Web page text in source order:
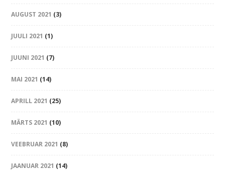
AUGUST 2021 (3)
JUULI 2021 (1)
JUUNI 2021 (7)
MAI 2021 (14)
APRILL 2021 (25)
MÄRTS 2021 (10)
VEEBRUAR 2021 (8)
JAANUAR 2021 (14)